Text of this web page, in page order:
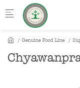
Skip to main content
Genuine Food Line